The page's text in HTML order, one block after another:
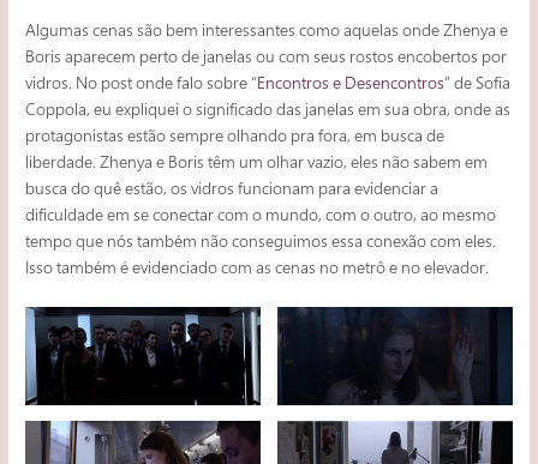
Algumas cenas são bem interessantes como aquelas onde Zhenya e
Boris aparecem perto de janelas ou com seus rostos encobertos por
vidros. No post onde falo sobre “Encontros e Desencontros” de Sofia
Coppola, eu expliquei o significado das janelas em sua obra, onde as
protagonistas estão sempre olhando pra fora, em busca de
liberdade. Zhenya e Boris têm um olhar vazio, eles não sabem em
busca do quê estão, os vidros funcionam para evidenciar a
dificuldade em se conectar com o mundo, com o outro, ao mesmo
tempo que nós também não conseguimos essa conexão com eles.
Isso também é evidenciado com as cenas no metrô e no elevador.